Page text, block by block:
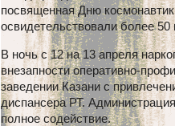
посвященная Дню
освидетельствовали более 50
В ночь с 12 на 13 апреля
внезапности оперативно-
заведении Казани с
диспансера РТ.
полное содействие.